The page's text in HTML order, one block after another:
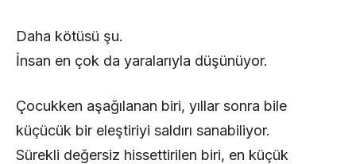
Daha kötüsü şu.
İnsan en çok da yaralarıyla düşünüyor.
Çocukken aşağılanan biri, yıllar sonra bile
küçücük bir eleştiriyi saldırı sanabiliyor.
Sürekli değersiz hissettirilen biri, en küçük